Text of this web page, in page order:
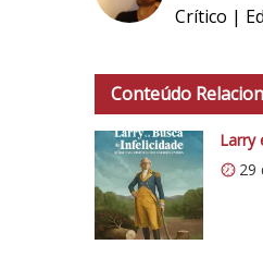
p
:
/
/
i
Crítico |
Conteúdo
Larry
29